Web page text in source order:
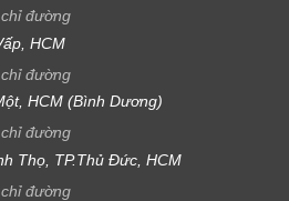
chỉ đường
HCM
chỉ đường
HCM (Bình Dương)
chỉ đường
Thọ, TP.Thủ Đức, HCM
chỉ đường